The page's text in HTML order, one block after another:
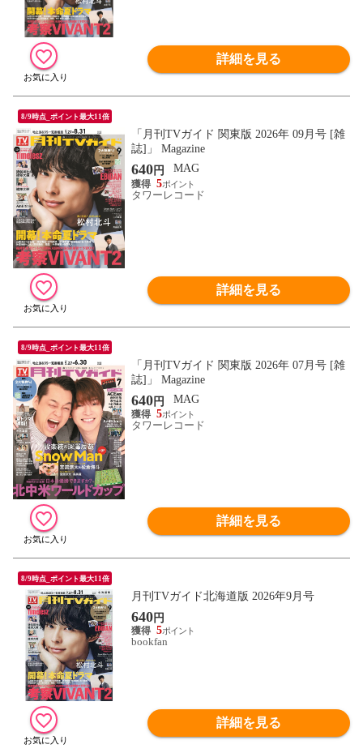
詳細を見る
8/9時点_ポイント最大11倍
「月刊TVガイド 関東版 2026年 09月号 [雑
誌]」 Magazine
640円
MAG
5
タワーレコード
詳細を見る
8/9時点_ポイント最大11倍
「月刊TVガイド 関東版 2026年 07月号 [雑
誌]」 Magazine
640円
MAG
5
タワーレコード
詳細を見る
8/9時点_ポイント最大11倍
月刊TVガイド北海道版 2026年9月号
640円
5
bookfan
詳細を見る